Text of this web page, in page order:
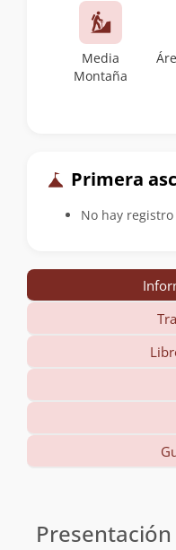
Media
Montaña
Primera
No hay registro
básica
Presentación